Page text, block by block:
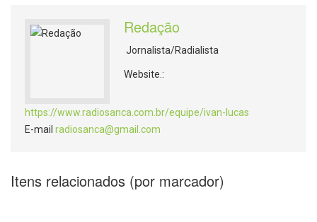
Redação
Jornalista/Radialista
Website.:
https://www.radiosanca.com.br/equipe/ivan-lucas
E-mail radiosanca@gmail.com
Itens relacionados (por marcador)